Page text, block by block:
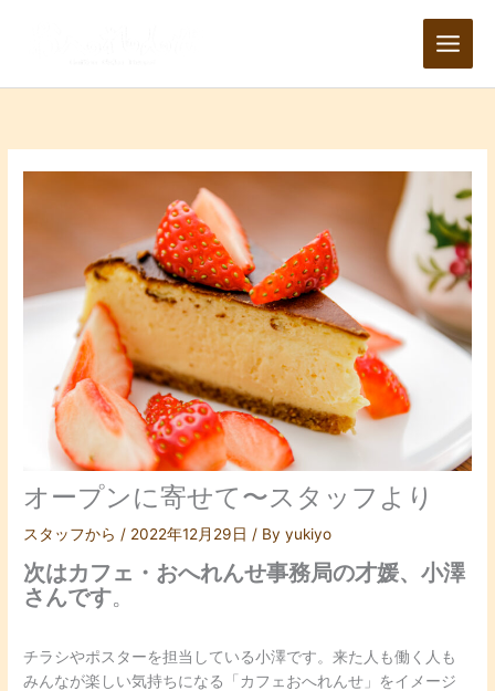
ス
オープンに寄せて〜スタッフより
スタッフから / 2022年12月29日 / Byyukiyo
次はカフェ・おへれんせ事務局の才媛、小澤
さんです。
チラシやポスターを担当している小澤です。来た人も働く人も
みんなが楽しい気持ちになる「カフェおへれんせ」をイメージ